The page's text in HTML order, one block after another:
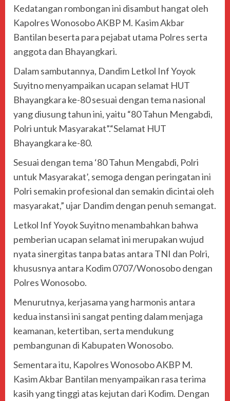
Kedatangan rombongan ini disambut hangat oleh
Kapolres Wonosobo AKBP M. Kasim Akbar
Bantilan beserta para pejabat utama Polres serta
anggota dan Bhayangkari.
Dalam sambutannya, Dandim Letkol Inf Yoyok
Suyitno menyampaikan ucapan selamat HUT
Bhayangkara ke-80 sesuai dengan tema nasional
yang diusung tahun ini, yaitu “80 Tahun Mengabdi,
Polri untuk Masyarakat”.“Selamat HUT
Bhayangkara ke-80.
Sesuai dengan tema ‘80 Tahun Mengabdi, Polri
untuk Masyarakat’, semoga dengan peringatan ini
Polri semakin profesional dan semakin dicintai oleh
masyarakat,” ujar Dandim dengan penuh semangat.
Letkol Inf Yoyok Suyitno menambahkan bahwa
pemberian ucapan selamat ini merupakan wujud
nyata sinergitas tanpa batas antara TNI dan Polri,
khususnya antara Kodim 0707/Wonosobo dengan
Polres Wonosobo.
Menurutnya, kerjasama yang harmonis antara
kedua instansi ini sangat penting dalam menjaga
keamanan, ketertiban, serta mendukung
pembangunan di Kabupaten Wonosobo.
Sementara itu, Kapolres Wonosobo AKBP M.
Kasim Akbar Bantilan menyampaikan rasa terima
kasih yang tinggi atas kejutan dari Kodim. Dengan